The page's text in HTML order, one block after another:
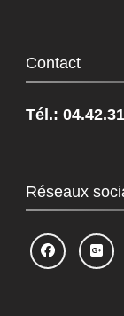
Contact
Tél.:
Réseaux